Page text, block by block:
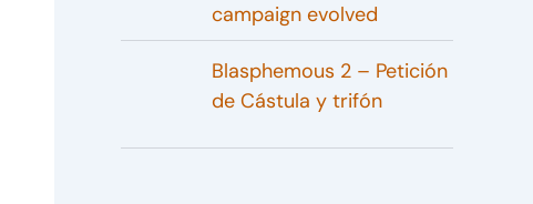
campaign evolved
Blasphemous 2 – Petición
de Cástula y trifón